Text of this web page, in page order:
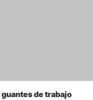
de trabajo